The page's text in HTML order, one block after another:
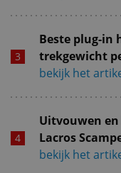
Beste plug-in
trekgewicht
bekijk het
Uitvouwen
Lacros
bekijk het